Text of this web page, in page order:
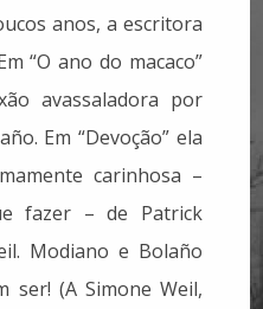
anos, a escritora
“O ano do macaco”
avassaladora por
Em “Devoção” ela
carinhosa –
fazer – de Patrick
Modiano e Bolaño
ser! (A Simone Weil,